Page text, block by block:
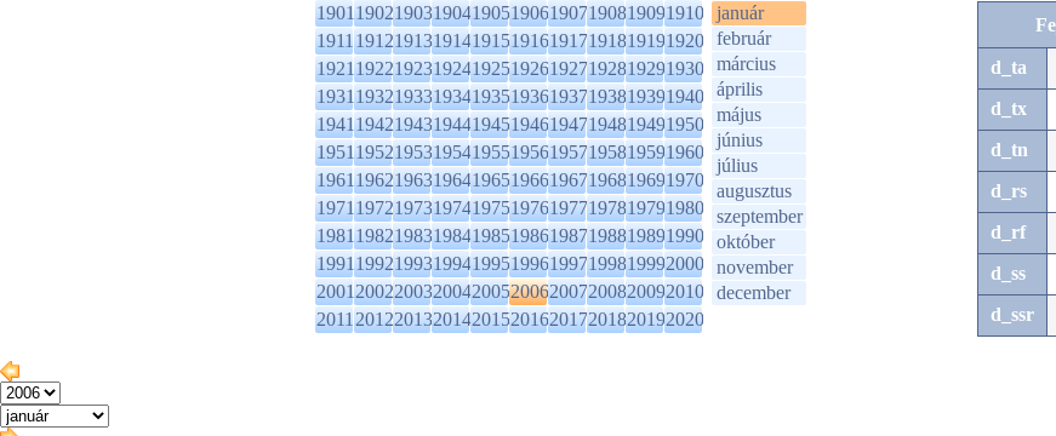
1901190219031904190519061907190819091910
1911191219131914191519161917191819191920
1921192219231924192519261927192819291930
1931193219331934193519361937193819391940
1941194219431944194519461947194819491950
1951195219531954195519561957195819591960
1961196219631964196519661967196819691970
1971197219731974197519761977197819791980
1981198219831984198519861987198819891990
1991199219931994199519961997199819992000
2001200220032004200520062007200820092010
2011201220132014201520162017201820192020
január
február
március
április
május
június
július
augusztus
szeptember
október
november
december
d_ta
d_tx
d_tn
d_rs
d_rf
d_ss
d_ssr